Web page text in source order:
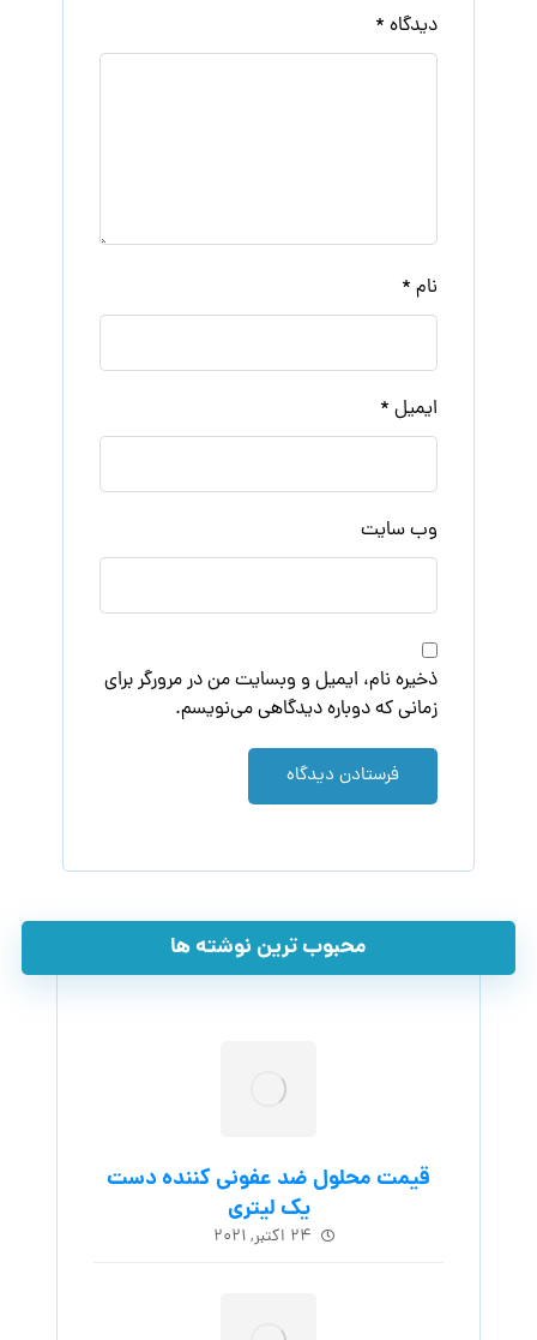
دیدگاه *
نام *
ایمیل *
وب‌ سایت
ذخیره نام، ایمیل و وبسایت من در مرورگر برای
زمانی که دوباره دیدگاهی می‌نویسم.
فرستادن دیدگاه
محبوب ترین نوشته ها
قیمت محلول ضد عفونی کننده دست
یک لیتری
۲۴ اکتبر, ۲۰۲۱